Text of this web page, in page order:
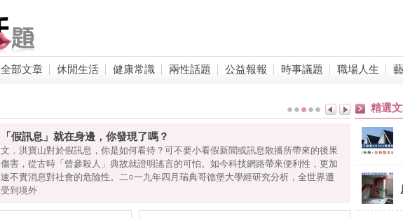
全部文章 休閒生活 健康常識 兩性話題 公益報報 時事議題 職場人生
「假訊息」就在身邊，你發現了嗎？
文．洪寶山對於假訊息，你是如何看待？可不要小看假新聞或訊息散播所帶來的後果
傷害，從古時「曾參殺人」典故就證明謠言的可怕。如今科技網路帶來便利性，更加
速不實消息對社會的危險性。二○一九年四月瑞典哥德堡大學經研究分析，全世界遭
受到境外
精選